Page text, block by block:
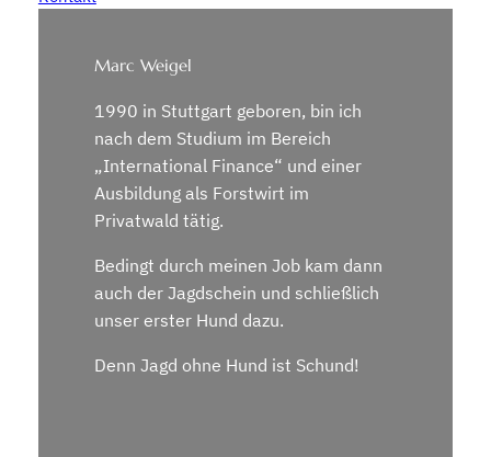
Marc Weigel
1990 in Stuttgart geboren, bin ich
nach dem Studium im Bereich
„International Finance“ und einer
Ausbildung als Forstwirt im
Privatwald tätig.
Bedingt durch meinen Job kam dann
auch der Jagdschein und schließlich
unser erster Hund dazu.
Denn Jagd ohne Hund ist Schund!